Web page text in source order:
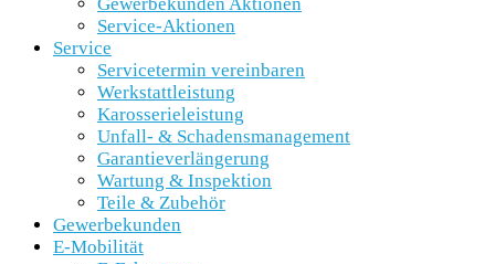
Service-Aktionen
Service
Servicetermin vereinbaren
Werkstattleistung
Karosserieleistung
Unfall- & Schadensmanagement
Garantieverlängerung
Wartung & Inspektion
Teile & Zubehör
Gewerbekunden
E-Mobilität